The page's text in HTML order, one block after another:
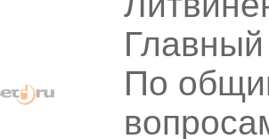
По